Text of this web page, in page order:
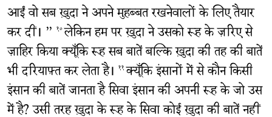
आईं वो सब ख़ुदा ने अपने मुहब्बत रखनेवालों के लिए तैयार
कर दीं। ” १०लेकिन हम पर ख़ुदा ने उसको रूह के ज़रिए से
ज़ाहिर किया क्यूँकि रूह सब बातें बल्कि ख़ुदा की तह की बातें
भी दरियाफ़्त कर लेता है। ११क्यूँकि इंसानों में से कौन किसी
इंसान की बातें जानता है सिवा इंसान की अपनी रूह के जो उस
में है? उसी तरह ख़ुदा के रूह के सिवा कोई ख़ुदा की बातें नहीं